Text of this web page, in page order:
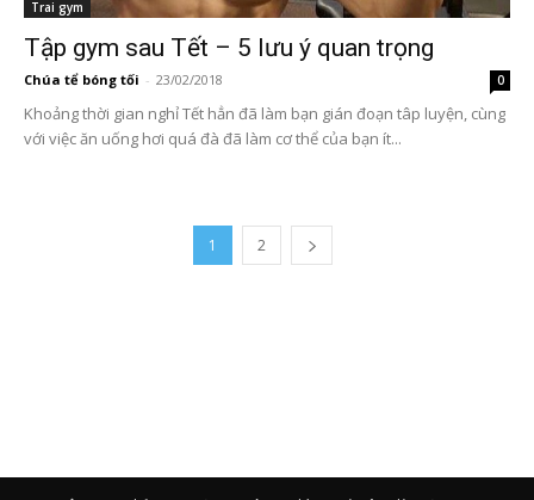
Trai gym
Tập gym sau Tết – 5 lưu ý quan trọng
Chúa tể bóng tối - 23/02/2018 0
Khoảng thời gian nghỉ Tết hẳn đã làm bạn gián đoạn tâp luyện, cùng
với việc ăn uống hơi quá đà đã làm cơ thể của bạn ít...
1 2